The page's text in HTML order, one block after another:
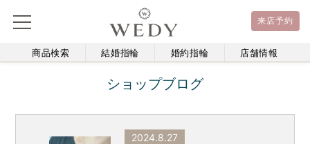
来店予約
商品検索 結婚指輪 婚約指輪 店舗情報
ショップブログ
2024.8.27